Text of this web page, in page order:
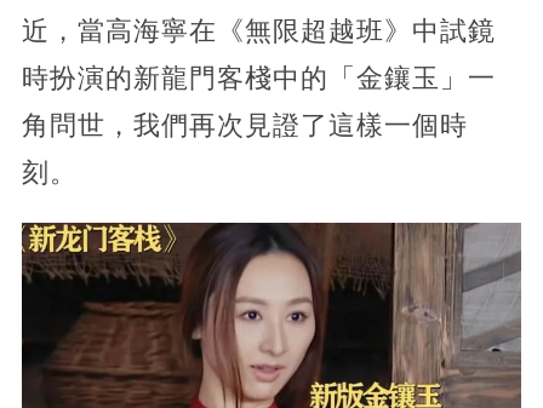
近，當高海寧在《無限超越班》中試鏡
時扮演的新龍門客棧中的「金鑲玉」一
角問世，我們再次見證了這樣一個時
刻。